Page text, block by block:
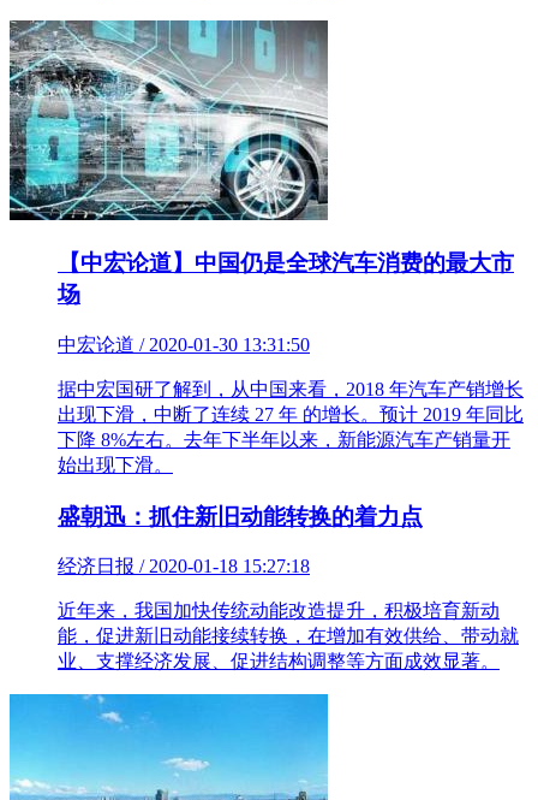
【中宏论道】中国仍是全球汽车消费的最大市
场
中宏论道 / 2020-01-30 13:31:50
据中宏国研了解到，从中国来看，2018 年汽车产销增长
出现下滑，中断了连续 27 年 的增长。预计 2019 年同比
下降 8%左右。去年下半年以来，新能源汽车产销量开
始出现下滑。
盛朝迅：抓住新旧动能转换的着力点
经济日报 / 2020-01-18 15:27:18
近年来，我国加快传统动能改造提升，积极培育新动
能，促进新旧动能接续转换，在增加有效供给、带动就
业、支撑经济发展、促进结构调整等方面成效显著。